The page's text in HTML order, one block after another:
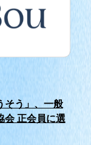
そう」、一般
会 正会員に選